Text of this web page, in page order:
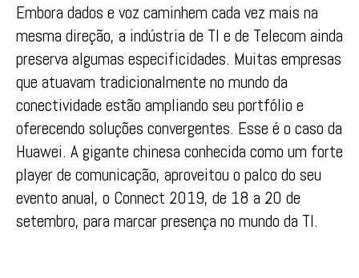
Embora dados e voz caminhem cada vez mais na
mesma direção, a indústria de TI e de Telecom ainda
preserva algumas especificidades. Muitas empresas
que atuavam tradicionalmente no mundo da
conectividade estão ampliando seu portfólio e
oferecendo soluções convergentes. Esse é o caso da
Huawei. A gigante chinesa conhecida como um forte
player de comunicação, aproveitou o palco do seu
evento anual, o Connect 2019, de 18 a 20 de
setembro, para marcar presença no mundo da TI.